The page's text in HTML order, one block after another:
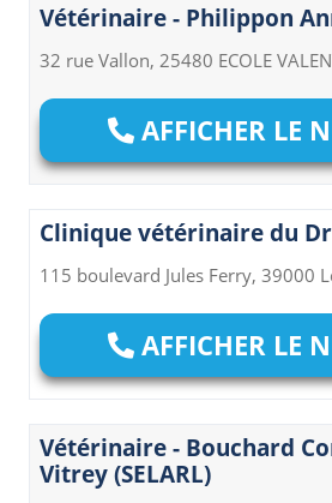
Vétérinaire - Philippon
32 rue Vallon, 25480 ECOLE
AFFICHER LE
Clinique vétérinaire du
115 boulevard Jules Ferry, 39000
AFFICHER LE
Vétérinaire - Bouchard
Vitrey (SELARL)